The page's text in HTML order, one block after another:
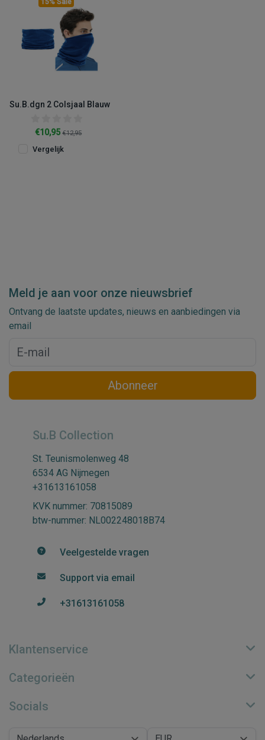
Su.B.dgn 2 Colsjaal Blauw
€10,95€12,95
Vergelijk
Meld je aan voor onze nieuwsbrief
Ontvang de laatste updates, nieuws en aanbiedingen via
email
Abonneer
Su.B Collection
St. Teunismolenweg 48
6534 AG Nijmegen
+31613161058
KVK nummer: 70815089
btw-nummer: NL002248018B74
Veelgestelde vragen
Support via email
+31613161058
Klantenservice
Categorieën
Socials